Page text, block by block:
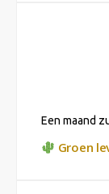
Een maand
Groen